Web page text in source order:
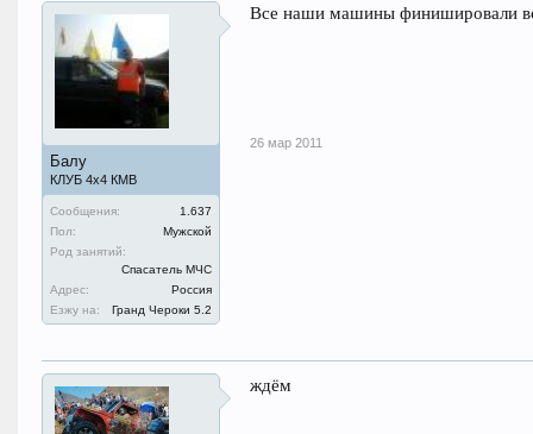
Балу
КЛУБ 4х4 КМВ
Сообщения:
1.637
Пол:
Мужской
Род занятий:
Спасатель МЧС
Адрес:
Россия
Езжу на:
Гранд Чероки 5.2
Все наши машины финишировали
26 мар 2011
ждём